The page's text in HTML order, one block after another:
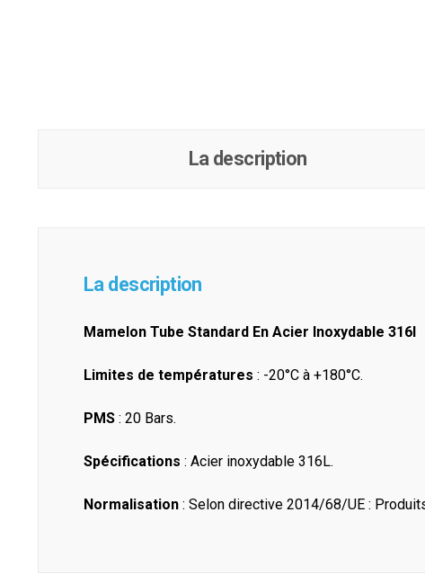
La description
La description
Mamelon Tube Standard En Acier Inoxydable 316l
Limites de températures : -20°C à +180°C.
PMS : 20 Bars.
Spécifications : Acier inoxydable 316L.
Normalisation : Selon directive 2014/68/UE :